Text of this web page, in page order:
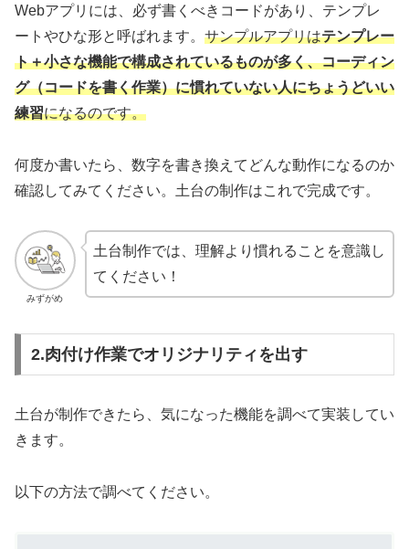
Webアプリには、必ず書くべきコードがあり、テンプレ
ートやひな形と呼ばれます。 サンプルアプリはテンプレー
ト＋小さな機能で構成されているものが多く、コーディン
グ（コードを書く作業）に慣れていない人にちょうどいい
練習になるのです。
何度か書いたら、数字を書き換えてどんな動作になるのか
確認してみてください。土台の制作はこれで完成です。
みずがめ
土台制作では、理解より慣れることを意識し
てください！
2.肉付け作業でオリジナリティを出す
土台が制作できたら、気になった機能を調べて実装してい
きます。
以下の方法で調べてください。